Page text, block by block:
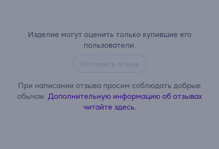
Изделие могут оценить только купившие его
пользователи.
При написании отзыва просим соблюдать добрые
обычаи. Дополнительную информацию об отзывах
читайте здесь.